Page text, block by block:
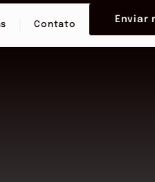
Contato
Enviar